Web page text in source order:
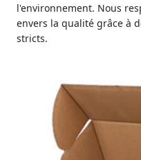
l'environnement. Nous
envers la qualité grâce à
stricts.